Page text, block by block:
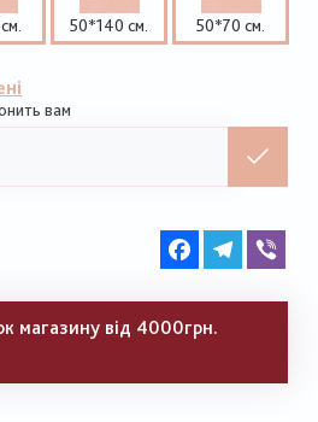
50*140 см. 50*70 см.
вам
FacebookTelegram
магазину від 4000грн.